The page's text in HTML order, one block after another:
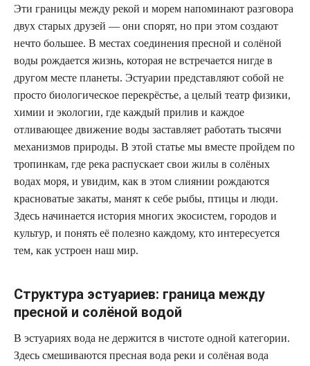
Эти границы между рекой и морем напоминают разговора
двух старых друзей — они спорят, но при этом создают
нечто большее. В местах соединения пресной и солёной
воды рождается жизнь, которая не встречается нигде в
другом месте планеты. Эстуарии представляют собой не
просто биологическое перекрёстье, а целый театр физики,
химии и экологии, где каждый прилив и каждое
отливающее движение воды заставляет работать тысячи
механизмов природы. В этой статье мы вместе пройдем по
тропинкам, где река распускает свои жилы в солёных
водах моря, и увидим, как в этом слиянии рождаются
красноватые закаты, манят к себе рыбы, птицы и люди.
Здесь начинается история многих экосистем, городов и
культур, и понять её полезно каждому, кто интересуется
тем, как устроен наш мир.
Структура эстуариев: граница между
пресной и солёной водой
В эстуариях вода не держится в чистоте одной категории.
Здесь смешиваются пресная вода реки и солёная вода